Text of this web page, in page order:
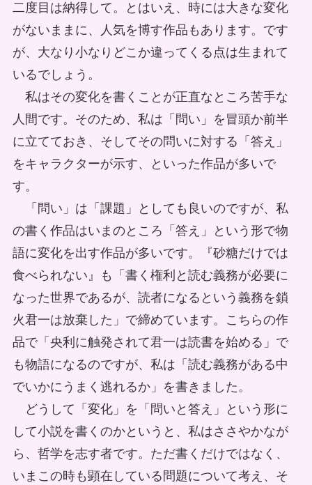
二度目は納得して。とはいえ、時には大きな変化
がないままに、人気を博す作品もあります。です
が、大なり小なりどこか違ってくる点は生まれて
いるでしょう。
私はその変化を書くことが正直なところ苦手な
人間です。そのため、私は「問い」を冒頭か前半
に立てておき、そしてその問いに対する「答え」
をキャラクターが示す、といった作品が多いで
す。
「問い」は「課題」としても良いのですが、私
の書く作品はいまのところ「答え」という形で物
語に変化を出す作品が多いです。『砂糖だけでは
食べられない』も「書く権利と読む義務が必要に
なった世界であるが、読者になるという義務を鎖
火君一は放棄した」で締めています。こちらの作
品で「央利に触発されて君一は読書を始める」で
も物語になるのですが、私は「読む義務がある中
でいかにうまく逃れるか」を書きました。
どうして「変化」を「問いと答え」という形に
して小説を書くのかというと、私はささやかなが
ら、哲学を志す者です。ただ書くだけではなく、
いまこの時も顕在している問題について考え、そ